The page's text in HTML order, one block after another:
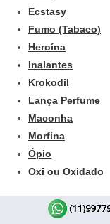
Ecstasy
Fumo (Tabaco)
Heroína
Inalantes
Krokodil
Lança Perfume
Maconha
Morfina
Ópio
Oxi ou Oxidado